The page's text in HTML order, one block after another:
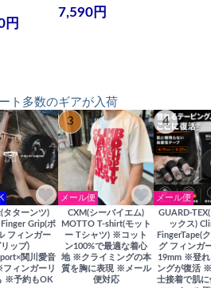
円
7,590円
ト多数のギアが入荷
タターンツ)
Grip(ポ
フィンガー
リップ)
関川愛音
ィンガーリ
※予約もOK
3
メール便
CXM(シーバイエム)
MOTTO T-shirt(モット
ー Tシャツ) ※コット
ン100%で最適な着心
地 ※クライミングの本
質を胸に表現 ※メール
便対応
4
メール便
GUARD-
ックス)
FingerTape(
グ フィンガ
19mm ※登れ
ングが復活
士接着で肌